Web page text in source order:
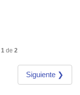
1 de 2
Siguiente ❯